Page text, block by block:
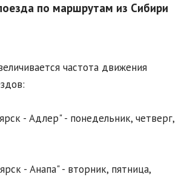
по маршрутам из Сибири
частота движения
- Адлер" - понедельник, четверг,
- Анапа" - вторник, пятница,